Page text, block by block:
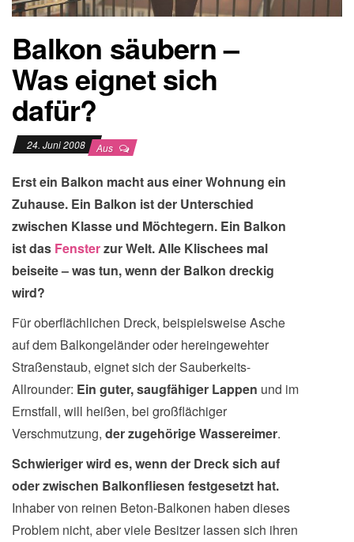
Balkon säubern –
Was eignet sich
dafür?
24. Juni 2008 Aus
Erst ein Balkon macht aus einer Wohnung ein
Zuhause. Ein Balkon ist der Unterschied
zwischen Klasse und Möchtegern. Ein Balkon
ist das Fensterzur Welt. Alle Klischees mal
beiseite – was tun, wenn der Balkon dreckig
wird?
Für oberflächlichen Dreck, beispielsweise Asche
auf dem Balkongeländer oder hereingewehter
Straßenstaub, eignet sich der Sauberkeits-
Allrounder: Ein guter, saugfähiger Lappen und im
Ernstfall, will heißen, bei großflächiger
Verschmutzung, der zugehörige Wassereimer.
Schwieriger wird es, wenn der Dreck sich auf
oder zwischen Balkonfliesen festgesetzt hat.
Inhaber von reinen Beton-Balkonen haben dieses
Problem nicht, aber viele Besitzer lassen sich ihren